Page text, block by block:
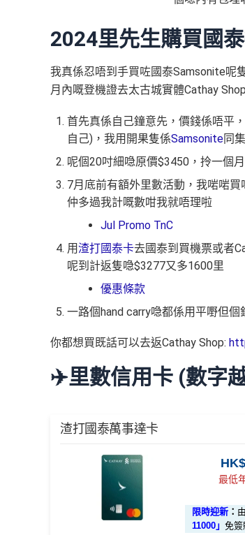
2024里先生購買國
我真係忍唔到手買咗國泰Samsonite呢
月內嘅登機證去太古城實體Cathay
首先真係自己鐘意先，價錢係唔平
自己)，我用開果隻係Samsonite同
呢個20吋細喼原價$3450，拎一個
7月底前有額外里數活動，我啱啱
仲多過我計嘅數咁我就唔理啦
Jul Promo TnC
用渣打國泰卡去國泰到買機票或者
呢到計返隻喼$3277又多1600里
優惠條款
一路個hand carry喼都係用平嘢但
你都想買既話可以去返Cathay Shop:
✈️里數信用卡 (數字
渣打國泰萬事達卡
最低
限時迎新 ：
11000」 免簽